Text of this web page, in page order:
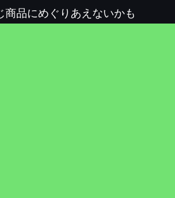
品にめぐりあえないかも